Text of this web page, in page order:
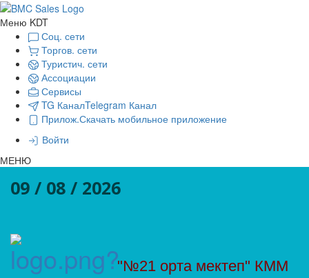
Меню KDT
Соц. сети
Торгов. сети
Туристич. сети
Ассоциации
Сервисы
TG КаналTelegram Канал
Прилож.Скачать мобильное приложение
Войти
МЕНЮ
09 / 08 / 2026
"№21 орта мектеп" КММ